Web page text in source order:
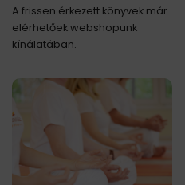
A frissen érkezett könyvek már
elérhetőek webshopunk
kínálatában.